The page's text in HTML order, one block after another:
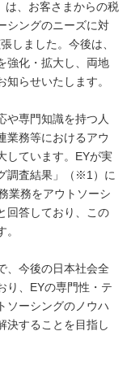
は、お客さまからの税
シングのニーズに対
しました。今後は、
強化・拡大し、両地
らせいたします。
や専門知識を持つ人
業務等におけるアウ
しています。EYが実
調査結果」（※1）に
業務をアウトソーシ
回答しており、この
、今後の日本社会全
り、EYの専門性・テ
ソーシングのノウハ
決することを目指し